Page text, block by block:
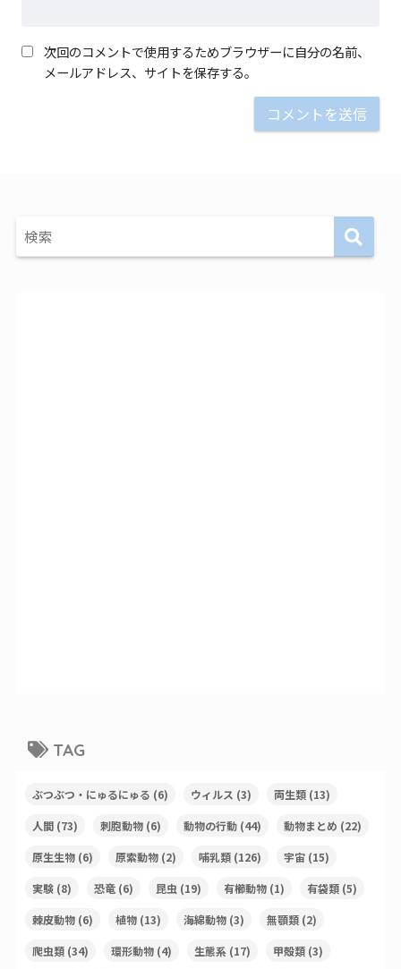
次回のコメントで使用するためブラウザーに自分の名前、
メールアドレス、サイトを保存する。
TAG
ぶつぶつ・にゅるにゅる (6) ウィルス (3) 両生類(13)
人間(73) 刺胞動物(6) 動物の行動(44) 動物まとめ (22)
原生生物(6) 原索動物(2) 哺乳類(126) 宇宙(15)
実験(8) 恐竜(6) 昆虫 (19) 有櫛動物(1) 有袋類(5)
棘皮動物(6) 植物(13) 海綿動物(3) 無顎類(2)
爬虫類(34) 環形動物(4) 生態系(17) 甲殻類(3)